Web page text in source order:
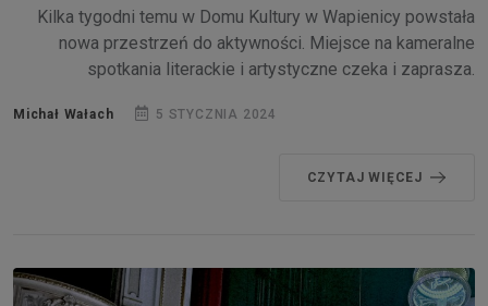
Kilka tygodni temu w Domu Kultury w Wapienicy powstała
nowa przestrzeń do aktywności. Miejsce na kameralne
spotkania literackie i artystyczne czeka i zaprasza.
Michał Wałach 5 STYCZNIA 2024
CZYTAJ WIĘCEJ